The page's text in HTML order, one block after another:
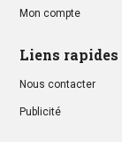
Mon compte
Liens rapides
Nous contacter
Publicité